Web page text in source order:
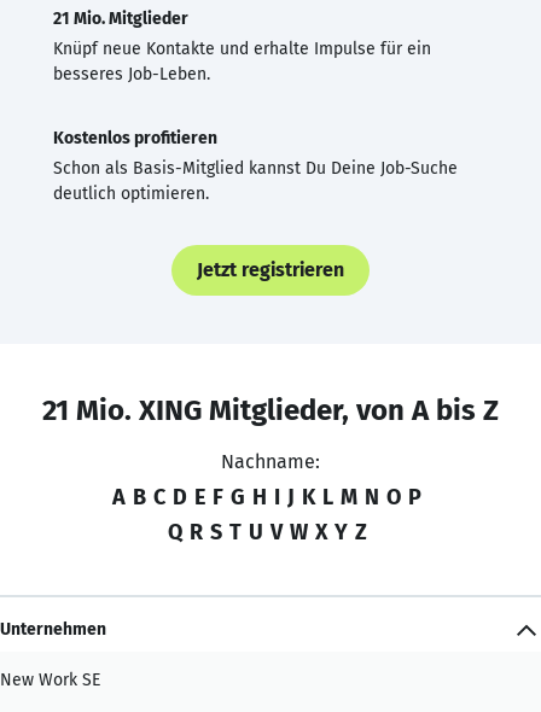
21 Mio. Mitglieder
Knüpf neue Kontakte und erhalte Impulse für ein
besseres Job-Leben.
Kostenlos profitieren
Schon als Basis-Mitglied kannst Du Deine Job-Suche
deutlich optimieren.
Jetzt registrieren
21 Mio. XING Mitglieder, von A bis Z
Nachname:
A B C D E F G H I J K L M N O P
Q R S T U V W X Y Z
Unternehmen
New Work SE